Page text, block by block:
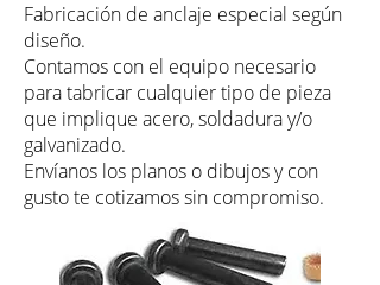
Fabricación de anclaje especial según
diseño.
Contamos con el equipo necesario
para tabricar cualquier tipo de pieza
que implique acero, soldadura y/o
galvanizado.
Envíanos los planos o dibujos y con
gusto te cotizamos sin compromiso.